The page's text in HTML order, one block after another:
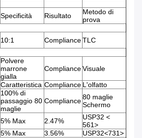
Specificità Risultato
Metodo di
prova
10:1 ComplianceTLC
Polvere
marrone
gialla
ComplianceVisuale
Caratteristica Compliance L'olfatto
100% di
passaggio 80
maglie
Compliance80 maglie
Schermo
5% Max 2.47%
USP32 <
561>
5% Max 3.56%
USP32<731>